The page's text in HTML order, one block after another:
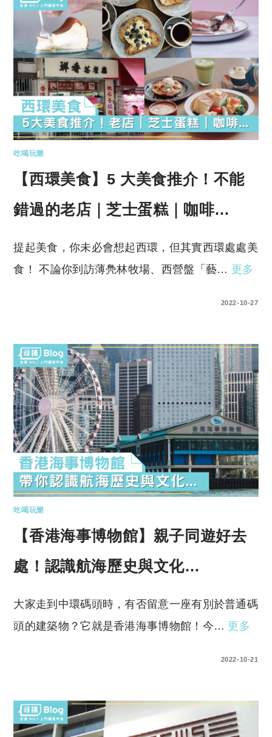
吃喝玩樂
【西環美食】5 大美食推介！不能
錯過的老店｜芝士蛋糕｜咖啡…
提起美食，你未必會想起西環，但其實西環處處美
食！ 不論你到訪薄鳧林牧場、西營盤「藝… 更多
2022-10-27
吃喝玩樂
【香港海事博物館】親子同遊好去
處！認識航海歷史與文化…
大家走到中環碼頭時，有否留意一座有別於普通碼
頭的建築物？它就是香港海事博物館！今… 更多
2022-10-21